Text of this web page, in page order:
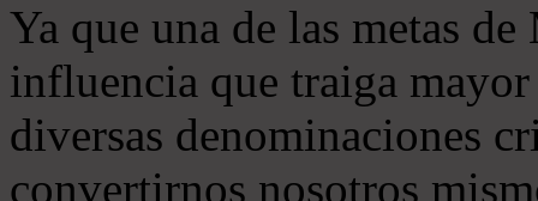
Ya que una de las metas
influencia que traiga
diversas denominaciones
convertirnos nosotros